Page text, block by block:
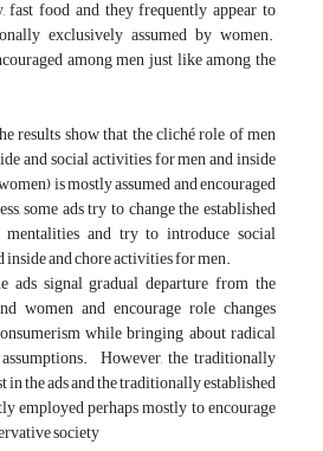
fast food and they frequently appear to
exclusively assumed by women.
among men just like among the
results show that the cliché role of men
and social activities for men and inside
is mostly assumed and encouraged
some ads try to change the established
and try to introduce social
and chore activities for men.
ads signal gradual departure from the
women and encourage role changes
while bringing about radical
However, the traditionally
in the ads and the traditionally established
employed perhaps mostly to encourage
society